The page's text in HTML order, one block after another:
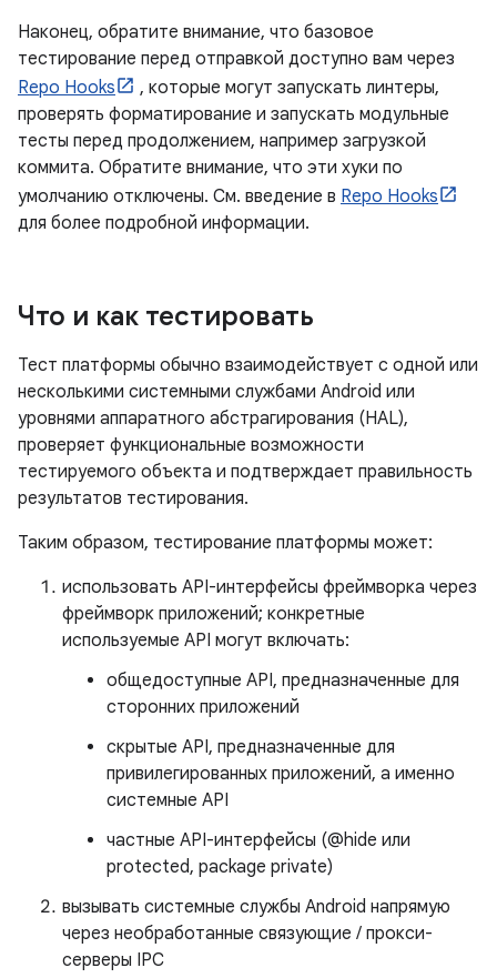
Наконец, обратите внимание, что базовое
тестирование перед отправкой доступно вам через
Repo Hooks
, которые могут запускать линтеры,
проверять форматирование и запускать модульные
тесты перед продолжением, например загрузкой
коммита. Обратите внимание, что эти хуки по
умолчанию отключены. См. введение в Repo Hooks
для более подробной информации.
Что и как тестировать
Тест платформы обычно взаимодействует с одной или
несколькими системными службами Android или
уровнями аппаратного абстрагирования (HAL),
проверяет функциональные возможности
тестируемого объекта и подтверждает правильность
результатов тестирования.
Таким образом, тестирование платформы может:
использовать API-интерфейсы фреймворка через
фреймворк приложений; конкретные
используемые API могут включать:
общедоступные API, предназначенные для
сторонних приложений
скрытые API, предназначенные для
привилегированных приложений, а именно
системные API
частные API-интерфейсы (@hide или
protected, package private)
вызывать системные службы Android напрямую
через необработанные связующие / прокси-
серверы IPC